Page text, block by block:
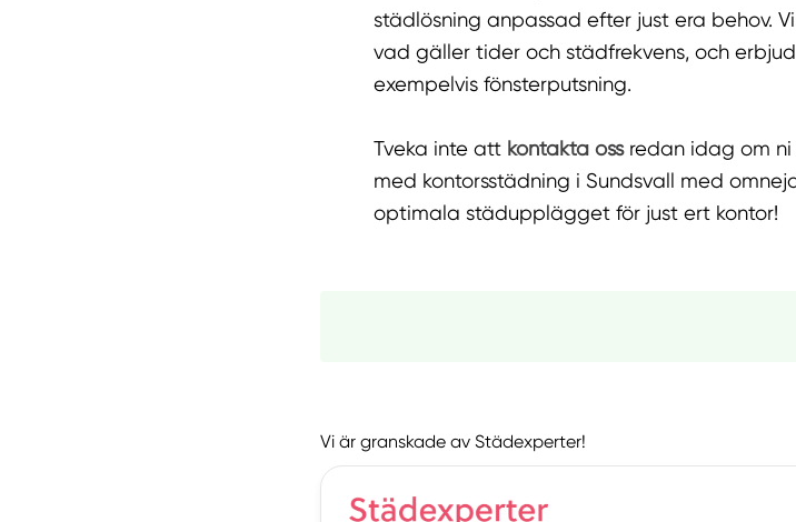
städlösning anpassad efter just era behov.
vad gäller tider och städfrekvens, och
exempelvis fönsterputsning.
Tveka inte att kontakta oss redan idag om
med kontorsstädning i Sundsvall med
optimala städupplägget för just ert kontor!
Vi är granskade av Städexperter!